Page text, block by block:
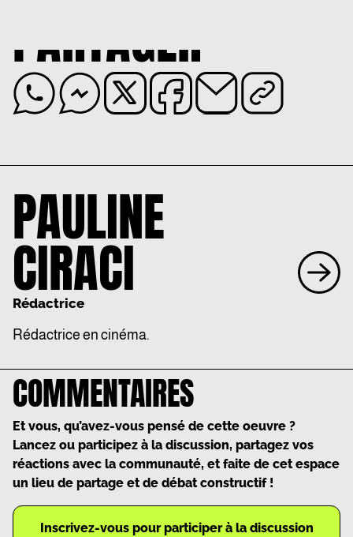
PARTAGER
PAULINE
CIRACI
Rédactrice
Rédactrice en cinéma.
COMMENTAIRES
Et vous, qu’avez-vous pensé de cette oeuvre ?
Lancez ou participez à la discussion, partagez vos
réactions avec la communauté, et faite de cet espace
un lieu de partage et de débat constructif !
Inscrivez-vous pour participer à la discussion